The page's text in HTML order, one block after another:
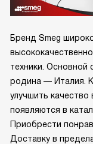
Бренд Smeg
техники. Основной
родина — Италия.
улучшить качество
появляются в
Приобрести
Доставку в